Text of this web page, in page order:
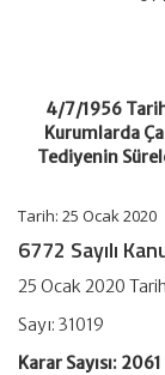
Karar
(Karar
Sayısı:
4/7/1956
Kurumlarda
Tediyenin
Tarih: 25 Ocak 2020
6772 Sayılı
25 Ocak 2020
Sayı: 31019
Karar Sayısı: 2061